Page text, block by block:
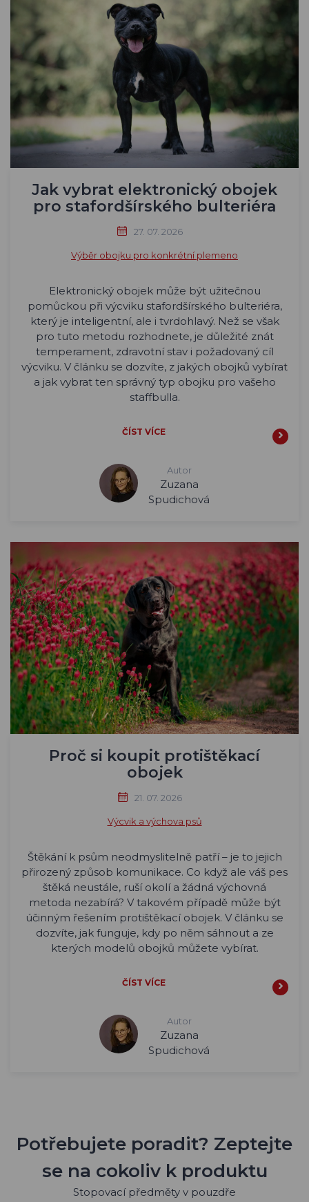
Jak vybrat elektronický obojek
pro stafordšírského bulteriéra
27. 07. 2026
Výběr obojku pro konkrétní plemeno
Elektronický obojek může být užitečnou
pomůckou při výcviku stafordšírského bulteriéra,
který je inteligentní, ale i tvrdohlavý. Než se však
pro tuto metodu rozhodnete, je důležité znát
temperament, zdravotní stav i požadovaný cíl
výcviku. V článku se dozvíte, z jakých obojků vybírat
a jak vybrat ten správný typ obojku pro vašeho
staffbulla.
ČÍST VÍCE
Autor
Zuzana
Spudichová
Proč si koupit protištěkací
obojek
21. 07. 2026
Výcvik a výchova psů
Štěkání k psům neodmyslitelně patří – je to jejich
přirozený způsob komunikace. Co když ale váš pes
štěká neustále, ruší okolí a žádná výchovná
metoda nezabírá? V takovém případě může být
účinným řešením protištěkací obojek. V článku se
dozvíte, jak funguje, kdy po něm sáhnout a ze
kterých modelů obojků můžete vybírat.
ČÍST VÍCE
Autor
Zuzana
Spudichová
Potřebujete poradit? Zeptejte
se na cokoliv k produktu
Stopovací předměty v pouzdře